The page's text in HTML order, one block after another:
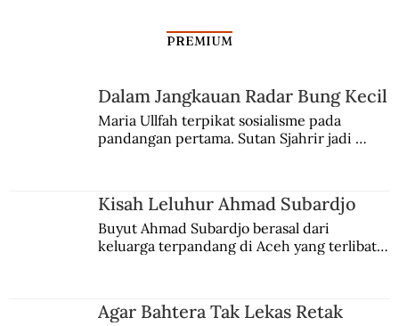
Meluruskan Peristiwa Insiden Bendera
PREMIUM
Dalam Jangkauan Radar Bung Kecil
Maria Ullfah terpikat sosialisme pada
pandangan pertama. Sutan Sjahrir jadi
Kisah Leluhur Ahmad Subardjo
Buyut Ahmad Subardjo berasal dari
keluarga terpandang di Aceh yang terlibat
Agar Bahtera Tak Lekas Retak